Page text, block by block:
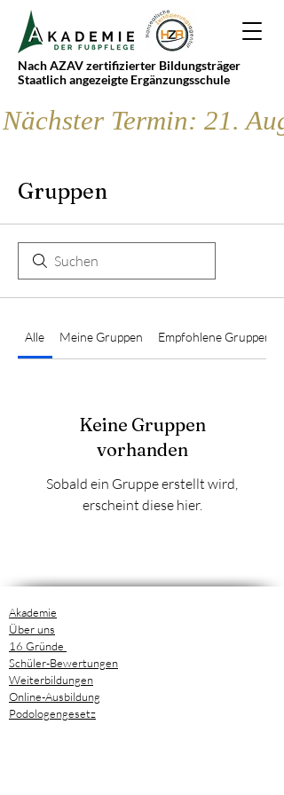
Nach AZAV zertifizierter Bildungsträger
Staatlich angezeigte Ergänzungsschule
Nächster Termin: 21.
Gruppen
Alle Meine Gruppen Empfohlene Gruppen
Keine Gruppen
vorhanden
Sobald ein Gruppe erstellt wird,
erscheint diese hier.
Akademie
Über uns
16 Gründe
Schüler-Bewertungen
Weiterbildungen
Online-Ausbildung
Podologengesetz